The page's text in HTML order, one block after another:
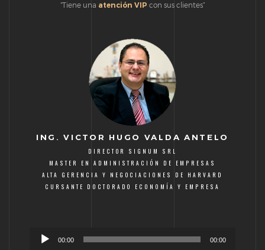
“Tiene una atención VIP con sus clientes”
ING. VICTOR HUGO VALDA ANTELO
DIRECTOR SIGNUM SRL
MASTER EN ADMINISTRACIÓN DE EMPRESAS
ALTA GERENCIA Y NEGOCIACIONES DE HARVARD
CURSANTE DOCTORADO ECONOMÍA Y EMPRESA
Reproductor
00:00 00:00